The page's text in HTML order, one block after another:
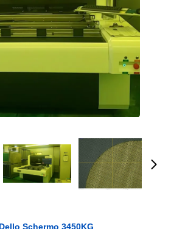
Schermo 3450KG